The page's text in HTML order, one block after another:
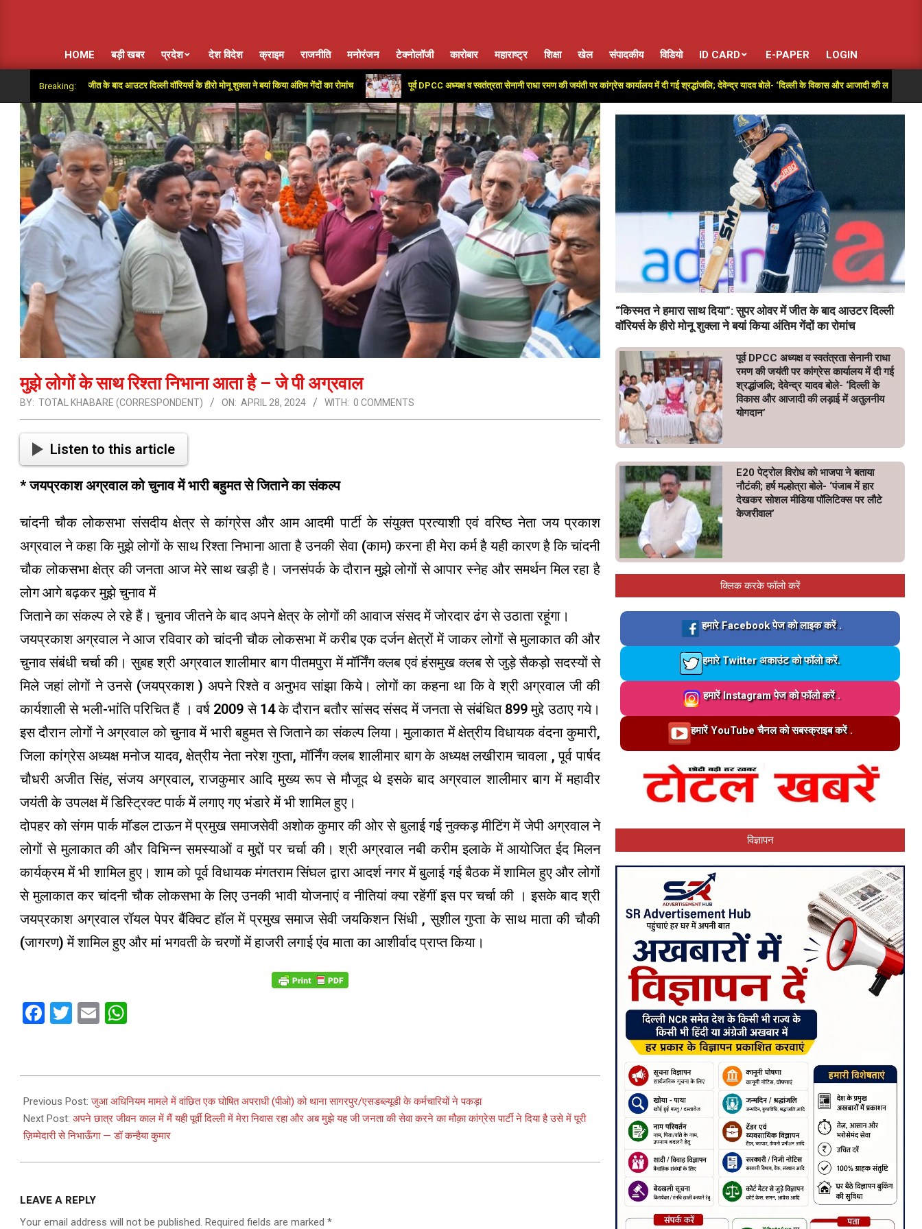
Primary
Navigation
HOME बड़ी खबर प्रदेश देश विदेश क्राइम राजनीति मनोरंजन टेक्नोलॉजी कारोबार महाराष्ट्र शिक्षा खेल संपादकीय विडियो ID CARD E-PAPER LOGIN
Breaking:
सुपर ओवर में जीत के बाद आउटर दिल्ली वॉरियर्स के हीरो मोनू शुक्ला ने बयां किया अंतिम गेंदों का रोमांच पूर्व DPCC अध्यक्ष व स्वतंत्रता सेनानी राधा रमण की जयंती पर कांग्रेस कार्यालय में दी गई श्रद्धांजलि; देवेन्द्र यादव बोले- ‘दिल्ली के विकास और आजादी की लड़ाई में अतुलनीय
मुझे लोगों के साथ रिश्ता निभाना आता है – जे पी अग्रवाल
BY: TOTAL KHABARE (CORRESPONDENT) ON: APRIL 28, 2024 WITH: 0 COMMENTS
Listen to this article
* जयप्रकाश अग्रवाल को चुनाव में भारी बहुमत से जिताने का संकल्प
चांदनी चौक लोकसभा संसदीय क्षेत्र से कांग्रेस और आम आदमी पार्टी के संयुक्त प्रत्याशी एवं वरिष्ठ नेता जय प्रकाश
अग्रवाल ने कहा कि मुझे लोगों के साथ रिश्ता निभाना आता है उनकी सेवा (काम) करना ही मेरा कर्म है यही कारण है कि चांदनी
चौक लोकसभा क्षेत्र की जनता आज मेरे साथ खड़ी है। जनसंपर्क के दौरान मुझे लोगों से आपार स्नेह और समर्थन मिल रहा है
लोग आगे बढ़कर मुझे चुनाव में
जिताने का संकल्प ले रहे हैं। चुनाव जीतने के बाद अपने क्षेत्र के लोगों की आवाज संसद में जोरदार ढंग से उठाता रहूंगा।
जयप्रकाश अग्रवाल ने आज रविवार को चांदनी चौक लोकसभा में करीब एक दर्जन क्षेत्रों में जाकर लोगों से मुलाकात की और
चुनाव संबंधी चर्चा की। सुबह श्री अग्रवाल शालीमार बाग पीतमपुरा में मॉर्निंग क्लब एवं हंसमुख क्लब से जुड़े सैकड़ो सदस्यों से
मिले जहां लोगों ने उनसे (जयप्रकाश ) अपने रिश्ते व अनुभव सांझा किये। लोगों का कहना था कि वे श्री अग्रवाल जी की
कार्यशाली से भली-भांति परिचित हैं । वर्ष 2009 से 14 के दौरान बतौर सांसद संसद में जनता से संबंधित 899 मुद्दे उठाए गये।
इस दौरान लोगों ने अग्रवाल को चुनाव में भारी बहुमत से जिताने का संकल्प लिया। मुलाकात में क्षेत्रीय विधायक वंदना कुमारी,
जिला कांग्रेस अध्यक्ष मनोज यादव, क्षेत्रीय नेता नरेश गुप्ता, मॉर्निंग क्लब शालीमार बाग के अध्यक्ष लखीराम चावला , पूर्व पार्षद
चौधरी अजीत सिंह, संजय अग्रवाल, राजकुमार आदि मुख्य रूप से मौजूद थे इसके बाद अग्रवाल शालीमार बाग में महावीर
जयंती के उपलक्ष में डिस्ट्रिक्ट पार्क में लगाए गए भंडारे में भी शामिल हुए।
दोपहर को संगम पार्क मॉडल टाऊन में प्रमुख समाजसेवी अशोक कुमार की ओर से बुलाई गई नुक्कड़ मीटिंग में जेपी अग्रवाल ने
लोगों से मुलाकात की और विभिन्न समस्याओं व मुद्दों पर चर्चा की। श्री अग्रवाल नबी करीम इलाके में आयोजित ईद मिलन
कार्यक्रम में भी शामिल हुए। शाम को पूर्व विधायक मंगतराम सिंघल द्वारा आदर्श नगर में बुलाई गई बैठक में शामिल हुए और लोगों
से मुलाकात कर चांदनी चौक लोकसभा के लिए उनकी भावी योजनाएं व नीतियां क्या रहेंगीं इस पर चर्चा की । इसके बाद श्री
जयप्रकाश अग्रवाल रॉयल पेपर बैंक्विट हॉल में प्रमुख समाज सेवी जयकिशन सिंधी , सुशील गुप्ता के साथ माता की चौकी
(जागरण) में शामिल हुए और मां भगवती के चरणों में हाजरी लगाई एंव माता का आशीर्वाद प्राप्त किया।
Facebook
Twitter
Email
04-
28
Previous Post:जुआ अधिनियम मामले में वांछित एक घोषित अपराधी (पीओ) को थाना सागरपुर/एसडब्ल्यूडी के कर्मचारियों ने पकड़ा
Next Post: अपने छात्र जीवन काल में मैं यही पूर्वी दिल्ली में मेरा निवास रहा और अब मुझे यह जी जनता की सेवा करने का मौक़ा कांग्रेस पार्टी ने दिया है उसे में पूरी
ज़िम्मेदारी से निभाऊँगा — डॉ कन्हैया कुमार
LEAVE A REPLY
Your email address will not be published. Required fields are marked *
“किस्मत ने हमारा साथ दिया”: सुपर ओवर में जीत के बाद आउटर दिल्ली
वॉरियर्स के हीरो मोनू शुक्ला ने बयां किया अंतिम गेंदों का रोमांच
पूर्व DPCC अध्यक्ष व स्वतंत्रता सेनानी राधा
रमण की जयंती पर कांग्रेस कार्यालय में दी गई
श्रद्धांजलि; देवेन्द्र यादव बोले- ‘दिल्ली के
विकास और आजादी की लड़ाई में अतुलनीय
योगदान’
E20 पेट्रोल विरोध को भाजपा ने बताया
नौटंकी; हर्ष मल्होत्रा बोले- ‘पंजाब में हार
देखकर सोशल मीडिया पॉलिटिक्स पर लौटे
केजरीवाल’
क्लिक करके फॉलो करें
Loading…
हमारे Facebook पेज को लाइक करें .
Loading…
हमारे Twitter अकाउंट को फॉलो करें.
Loading…
हमारें Instagram पेज को फॉलो करें .
Loading…हमारें YouTube चैनल को सबस्क्राइब करें .
विज्ञापन